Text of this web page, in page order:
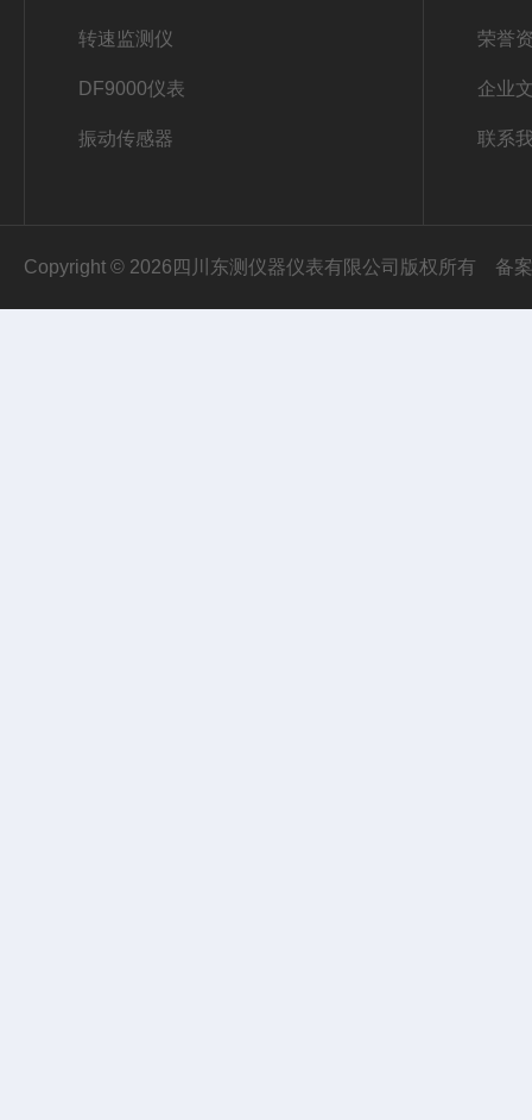
转速监测仪
DF9000仪表
振动传感器
荣誉
企业
联系
Copyright © 2026四川东测仪器仪表有限公司版权所有 备